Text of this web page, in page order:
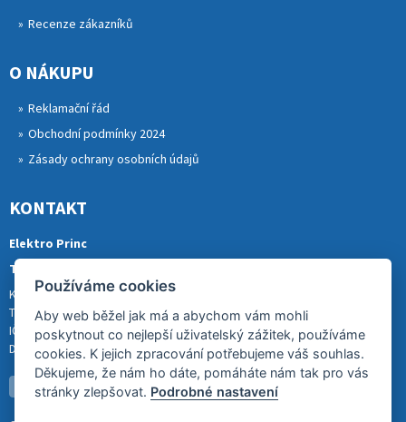
Recenze zákazníků
O NÁKUPU
Reklamační řád
Obchodní podmínky 2024
Zásady ochrany osobních údajů
KONTAKT
Elektro Princ
Tomáš Princ
Krkonošská 290, 46841 TANVALD
Tel.: 773 880 988
IČ: 01153731
DIČ: CZ8007202522
Používáme cookies
Aby web běžel jak má a abychom vám mohli
poskytnout co nejlepší uživatelský zážitek, používáme
cookies. K jejich zpracování potřebujeme váš souhlas.
Děkujeme, že nám ho dáte, pomáháte nám tak pro vás
stránky zlepšovat. Podrobné nastavení